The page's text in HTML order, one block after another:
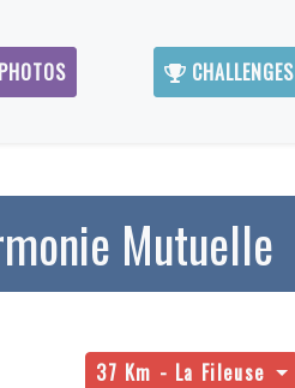
PHOTOS CHALLENGES
Mutuelle
37 Km - La Fileuse